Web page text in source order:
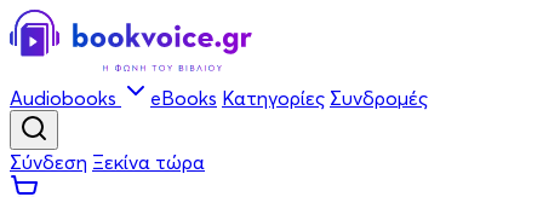
Audiobooks eBooks Κατηγορίες Συνδρομές
Σύνδεση Ξεκίνα τώρα